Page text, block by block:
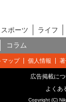
スポーツ ライフ
コラム
マップ 個人情報
広告掲載に
よくあ
Copyright (C)